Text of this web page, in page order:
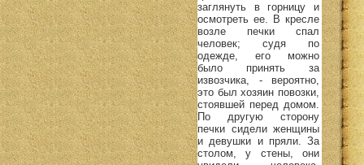
заглянуть в горницу и
осмотреть ее. В кресле
возле печки спал
человек; судя по
одежде, его можно
было принять за
извозчика, - вероятно,
это был хозяин повозки,
стоявшей перед домом.
По другую сторону
печки сидели женщины
и девушки и пряли. За
столом, у стены, они